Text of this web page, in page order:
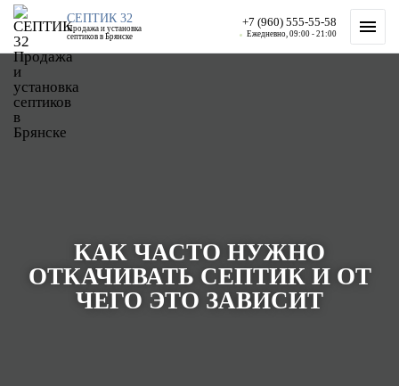
СЕПТИК 32
Продажа и установка
септиков в Брянске
+7 (960) 555-55-58
Ежедневно, 09:00 - 21:00
КАК ЧАСТО НУЖНО
ОТКАЧИВАТЬ СЕПТИК И ОТ
ЧЕГО ЭТО ЗАВИСИТ